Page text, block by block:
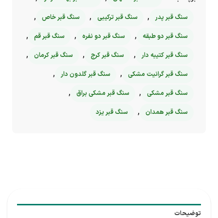
سنگ قبر پدر , سنگ قبر ترکیبی , سنگ قبر خاص ,
سنگ قبر دو طبقه , سنگ قبر دو نفره , سنگ قبر قم ,
سنگ قبر کتیبه دار , سنگ قبر کرج , سنگ قبر کرمان ,
سنگ قبر گرانیت مشکی , سنگ قبر گلدون دار ,
سنگ قبر مشکی , سنگ قبر مشکی براق ,
سنگ قبر همدان , سنگ قبر یزد
توضیحات